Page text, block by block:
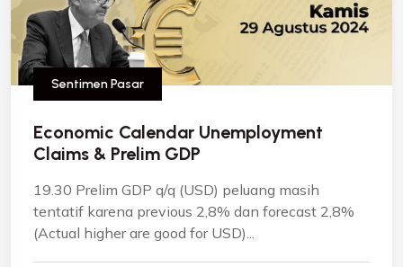
Sentimen Pasar
Economic Calendar Unemployment
Claims & Prelim GDP
19.30 Prelim GDP q/q (USD) peluang masih
tentatif karena previous 2,8% dan forecast 2,8%
(Actual higher are good for USD)...